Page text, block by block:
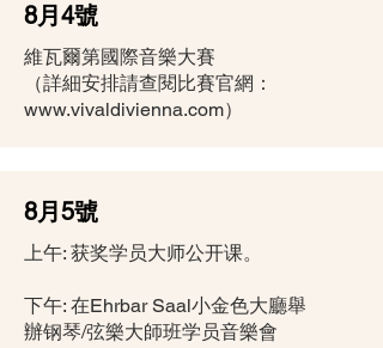
8月4號
維瓦爾第國際音樂大賽
（詳細安排請查閱比賽官網：
www.vivaldivienna.com）
8月5號
上午: 获奖学员大师公开课。
下午: 在Ehrbar Saal小金色大廳舉
辦钢琴/弦樂大師班学员音樂會